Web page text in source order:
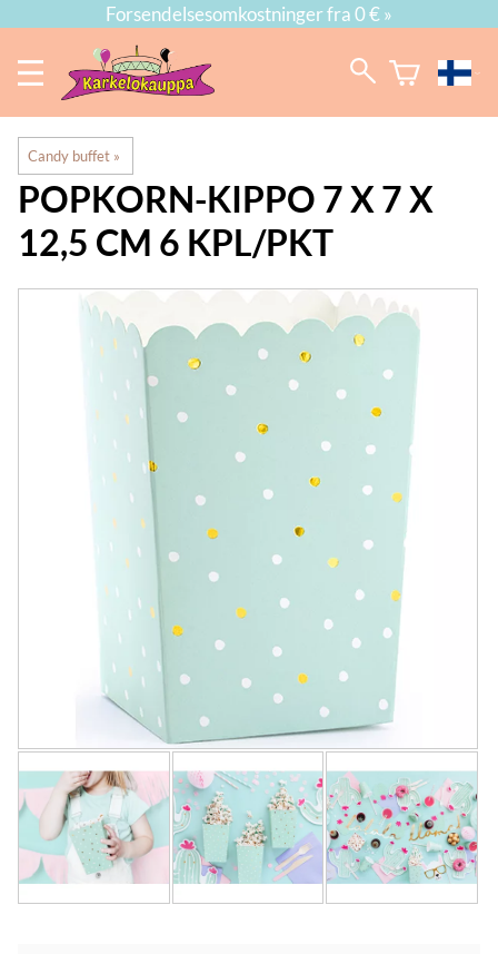
Forsendelsesomkostninger fra 0 € »
Candy buffet ‪»
POPKORN-KIPPO 7 X 7 X
12,5 CM 6 KPL/PKT